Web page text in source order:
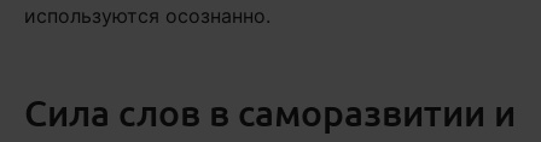
используются осознанно.
Сила слов в саморазвитии и